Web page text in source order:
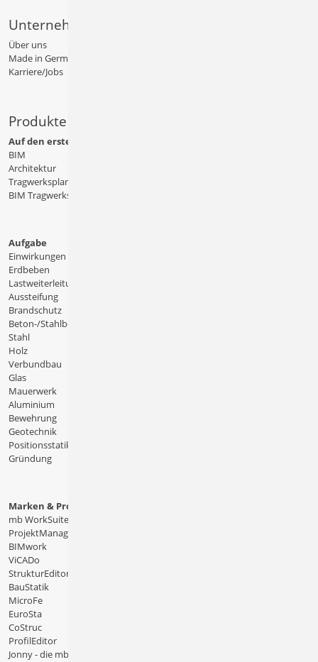
Unternehmen
Über uns
Made in Germany
Karriere/Jobs
Produkte
Auf den ersten Blick
BIM
Architektur
Tragwerksplanung
BIM Tragwerksplanung
Aufgabe
Einwirkungen
Erdbeben
Lastweiterleitung
Aussteifung
Brandschutz
Beton-/Stahlbeton
Stahl
Holz
Verbundbau
Glas
Mauerwerk
Aluminium
Bewehrung
Geotechnik
Positionsstatik
Gründung
Marken & Produkte
mb WorkSuite
ProjektManager
BIMwork
ViCADo
StrukturEditor
BauStatik
MicroFe
EuroSta
CoStruc
ProfilEditor
Jonny - die mb-App